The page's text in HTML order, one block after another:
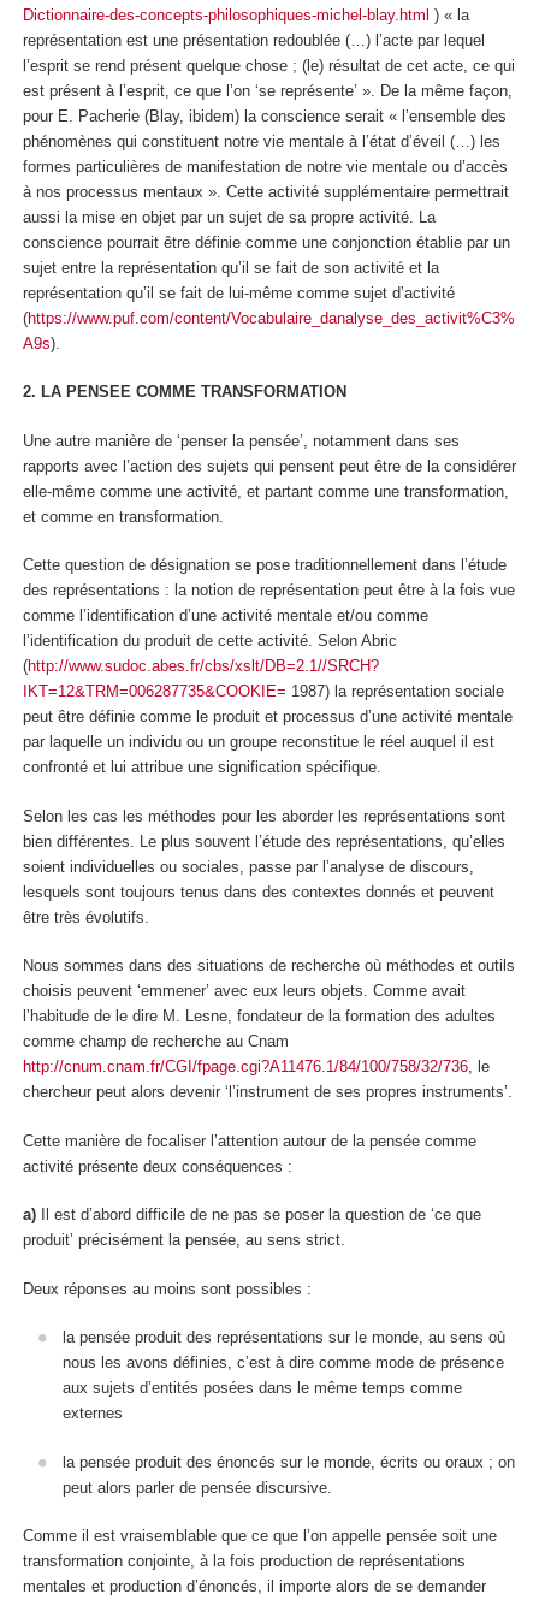
Dictionnaire-des-concepts-philosophiques-michel-blay.html ) « la
représentation est une présentation redoublée (…) l’acte par lequel
l’esprit se rend présent quelque chose ; (le) résultat de cet acte, ce qui
est présent à l’esprit, ce que l’on ‘se représente’ ». De la même façon,
pour E. Pacherie (Blay, ibidem) la conscience serait « l’ensemble des
phénomènes qui constituent notre vie mentale à l’état d’éveil (…) les
formes particulières de manifestation de notre vie mentale ou d’accès
à nos processus mentaux ». Cette activité supplémentaire permettrait
aussi la mise en objet par un sujet de sa propre activité. La
conscience pourrait être définie comme une conjonction établie par un
sujet entre la représentation qu’il se fait de son activité et la
représentation qu’il se fait de lui-même comme sujet d’activité
(https://www.puf.com/content/Vocabulaire_danalyse_des_activit%C3%
A9s).
2. LA PENSEE COMME TRANSFORMATION
Une autre manière de ‘penser la pensée’, notamment dans ses
rapports avec l’action des sujets qui pensent peut être de la considérer
elle-même comme une activité , et partant comme une transformation,
et comme en transformation.
Cette question de désignation se pose traditionnellement dans l’étude
des représentations : la notion de représentation peut être à la fois vue
comme l’identification d’une activité mentale et/ou comme
l’identification du produit de cette activité. Selon Abric
(http://www.sudoc.abes.fr/cbs/xslt/DB=2.1//SRCH?
IKT=12&TRM=006287735&COOKIE= 1987) la représentation sociale
peut être définie comme le produit et processus d’une activité mentale
par laquelle un individu ou un groupe reconstitue le réel auquel il est
confronté et lui attribue une signification spécifique.
Selon les cas les méthodes pour les aborder les représentations sont
bien différentes. Le plus souvent l’étude des représentations, qu’elles
soient individuelles ou sociales, passe par l’analyse de discours,
lesquels sont toujours tenus dans des contextes donnés et peuvent
être très évolutifs.
Nous sommes dans des situations de recherche où méthodes et outils
choisis peuvent ‘emmener’ avec eux leurs objets. Comme avait
l’habitude de le dire M. Lesne, fondateur de la formation des adultes
comme champ de recherche au Cnam
http://cnum.cnam.fr/CGI/fpage.cgi?A11476.1/84/100/758/32/736, le
chercheur peut alors devenir ‘l’instrument de ses propres instruments’.
Cette manière de focaliser l’attention autour de la pensée comme
activité présente deux conséquences :
a) Il est d’abord difficile de ne pas se poser la question de ‘ce que
produit’ précisément la pensée, au sens strict.
Deux réponses au moins sont possibles :
la pensée produit des représentations sur le monde, au sens où
nous les avons définies, c’est à dire comme mode de présence
aux sujets d’entités posées dans le même temps comme
externes
la pensée produit des énoncés sur le monde, écrits ou oraux ; on
peut alors parler de pensée discursive.
Comme il est vraisemblable que ce que l’on appelle pensée soit une
transformation conjointe, à la fois production de représentations
mentales et production d’énoncés, il importe alors de se demander